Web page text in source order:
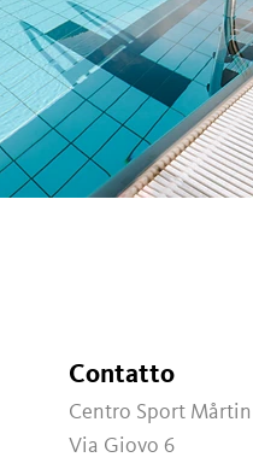
Contatto
Centro Sport Mårtin
Via Giovo 6